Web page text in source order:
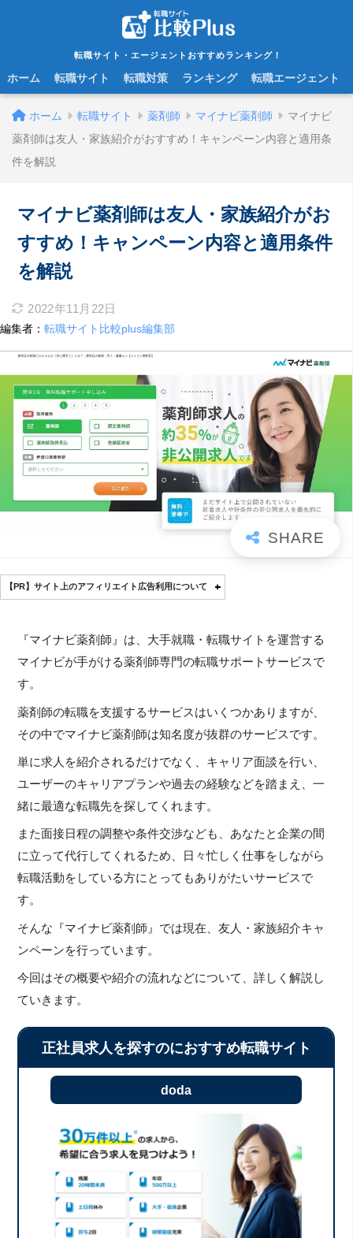
転職サイト・エージェントおすすめランキング！
ホーム 転職サイト 転職対策 ランキング 転職エージェント
ホーム 転職サイト 薬剤師 マイナビ薬剤師
マイナビ
薬剤師は友人・家族紹介がおすすめ！キャンペーン内容と適用条
件を解説
マイナビ薬剤師は友人・家族紹介がお
すすめ！キャンペーン内容と適用条件
を解説
2022年11月22日
編集者： 転職サイト比較plus編集部
【PR】サイト上のアフィリエイト広告利用について
『マイナビ薬剤師』は、大手就職・転職サイトを運営する
マイナビが手がける薬剤師専門の転職サポートサービスで
す。
薬剤師の転職を支援するサービスはいくつかありますが、
その中でマイナビ薬剤師は知名度が抜群のサービスです。
単に求人を紹介されるだけでなく、キャリア面談を行い、
ユーザーのキャリアプランや過去の経験などを踏まえ、一
緒に最適な転職先を探してくれます。
また面接日程の調整や条件交渉なども、あなたと企業の間
に立って代行してくれるため、日々忙しく仕事をしながら
転職活動をしている方にとってもありがたいサービスで
す。
そんな『マイナビ薬剤師』では現在、友人・家族紹介キャ
ンペーンを行っています。
今回はその概要や紹介の流れなどについて、詳しく解説し
ていきます。
正社員求人を探すのにおすすめ転職サイト
doda